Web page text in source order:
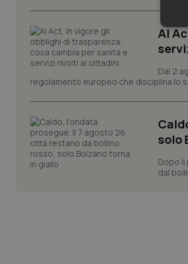
AI
Dal 2
regolamento europeo che disciplina lo
solo
Dopo
dal